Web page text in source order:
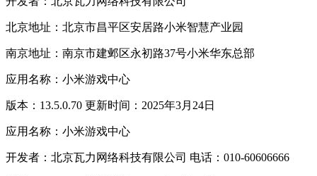
北京地址：北京市昌平区安居路小米智慧产业园
南京地址：南京市建邺区永初路37号小米华东总部
应用名称：小米游戏中心
版本：13.5.0.70 更新时间：2025年3月24日
应用名称：小米游戏中心
开发者：北京瓦力网络科技有限公司 电话：010-60606666